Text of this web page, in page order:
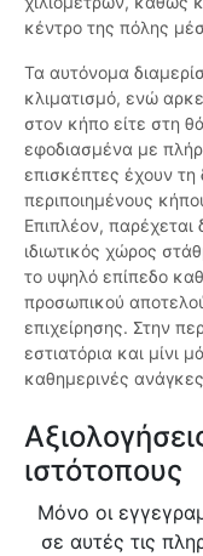
κέντρο της πόλης
Τα αυτόνομα
κλιματισμό, ενώ
στον κήπο είτε στη
εφοδιασμένα με
επισκέπτες έχουν
περιποιημένους
Επιπλέον,
ιδιωτικός χώρος
το υψηλό επίπεδο
προσωπικού
επιχείρησης. Στην
εστιατόρια και μίνι
καθημερινές
ιστότοπους
Μόνο οι
σε αυτές τις